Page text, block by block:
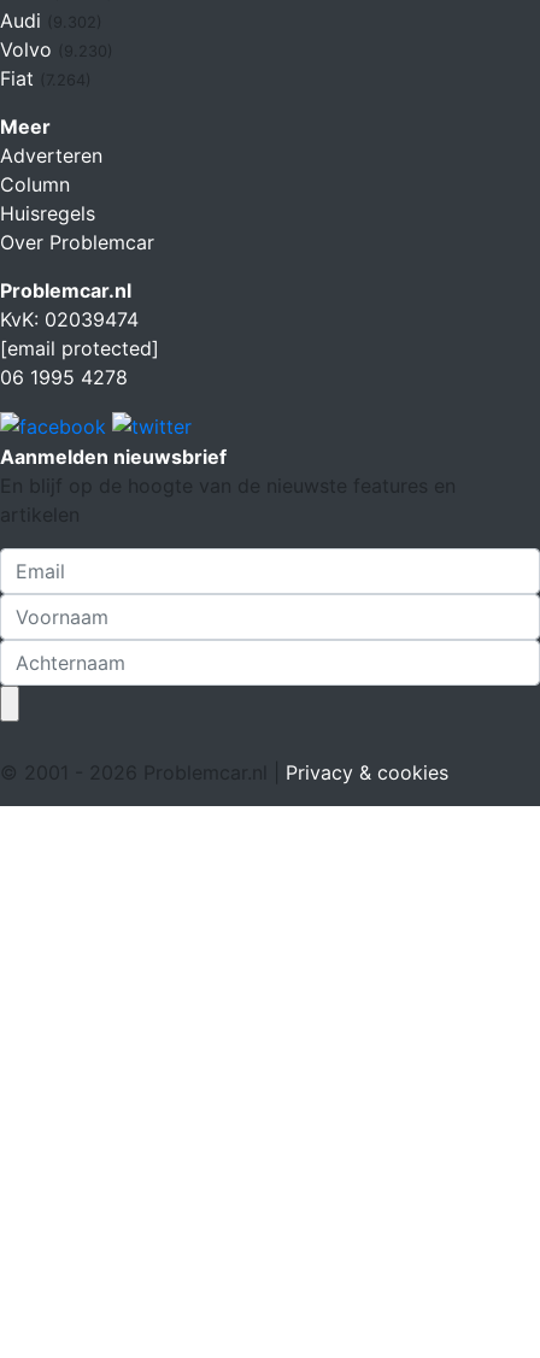
Audi
Volvo
Fiat (7.264)
Meer
Adverteren
Column
Huisregels
Over Problemcar
Problemcar.nl
KvK: 02039474
[email protected]
06 1995 4278
Aanmelden nieuwsbrief
En blijf op de hoogte van de nieuwste features en
artikelen
© 2001 - 2026 Problemcar.nl | Privacy & cookies